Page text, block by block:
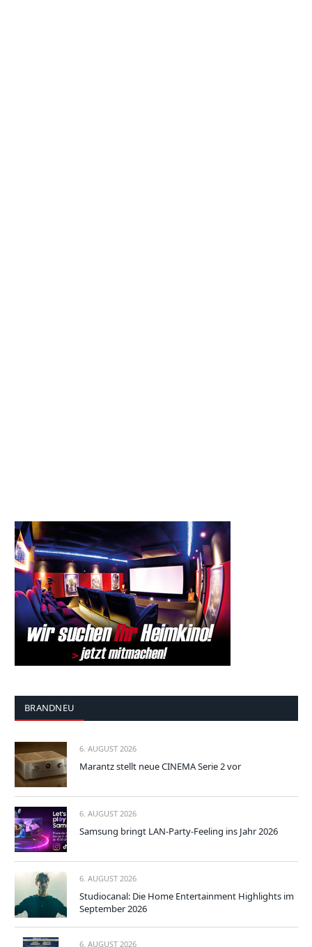
BRANDNEU
6. AUGUST 2026
Marantz stellt neue CINEMA Serie 2 vor
6. AUGUST 2026
Samsung bringt LAN-Party-Feeling ins Jahr 2026
6. AUGUST 2026
Studiocanal: Die Home Entertainment Highlights im
September 2026
6. AUGUST 2026